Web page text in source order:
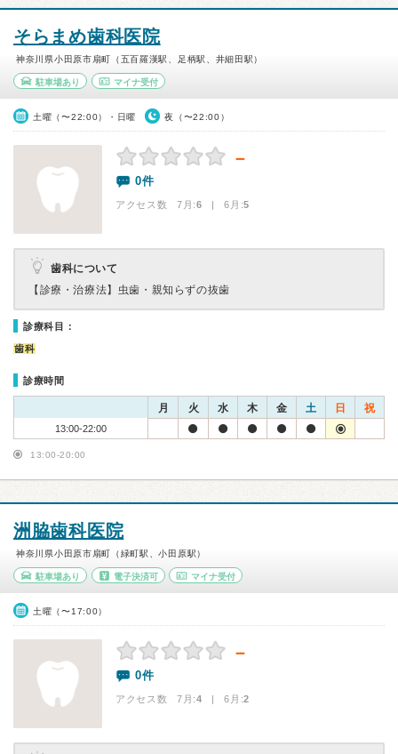
そらまめ歯科医院
神奈川県小田原市扇町（五百羅漢駅、足柄駅、井細田駅）
駐車場あり マイナ受付
土曜（〜22:00）・日曜 夜（〜22:00）
－
0件
アクセス数 7月:6 | 6月:5
歯科について
【診療・治療法】 虫歯・親知らずの抜歯
診療科目：
歯科
診療時間
月 火 水 木 金 土 日 祝
13:00-22:00
13:00-20:00
洲脇歯科医院
神奈川県小田原市扇町（緑町駅、小田原駅）
駐車場あり 電子決済可 マイナ受付
土曜（〜17:00）
－
0件
アクセス数 7月:4 | 6月:2